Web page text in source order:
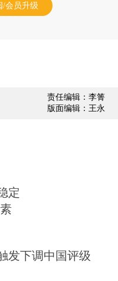
/会员升级
责任编辑：李箐
版面编辑：王永
定
发下调中国评级